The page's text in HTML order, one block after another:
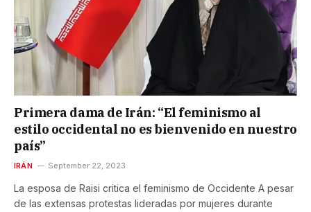
Primera dama de Irán: “El feminismo al
estilo occidental no es bienvenido en nuestro
país”
IRÁN September 22, 2023
La esposa de Raisi critica el feminismo de Occidente A pesar
de las extensas protestas lideradas por mujeres durante